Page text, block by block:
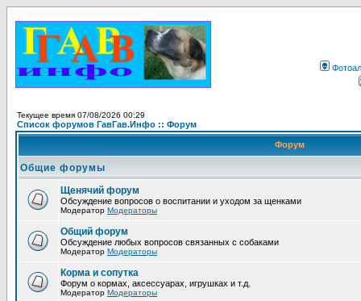
Текущее время 07/08/2026 00:29
Список форумов ГавГав.Инфо :: Форум
Форум
Общие форумы
Щенячий форум
Обсуждение вопросов о воспитании и уходом за щенками
Модератор Модераторы
Общий форум
Обсуждение любых вопросов связанных с собаками
Модератор Модераторы
Корма и сопутка
Форум о кормах, аксессуарах, игрушках и т.д.
Модератор Модераторы